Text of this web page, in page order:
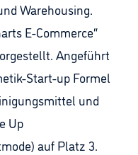
Warehousing.
E-Commerce“
Angeführt
Start-up Formel
und
Up
auf Platz 3.